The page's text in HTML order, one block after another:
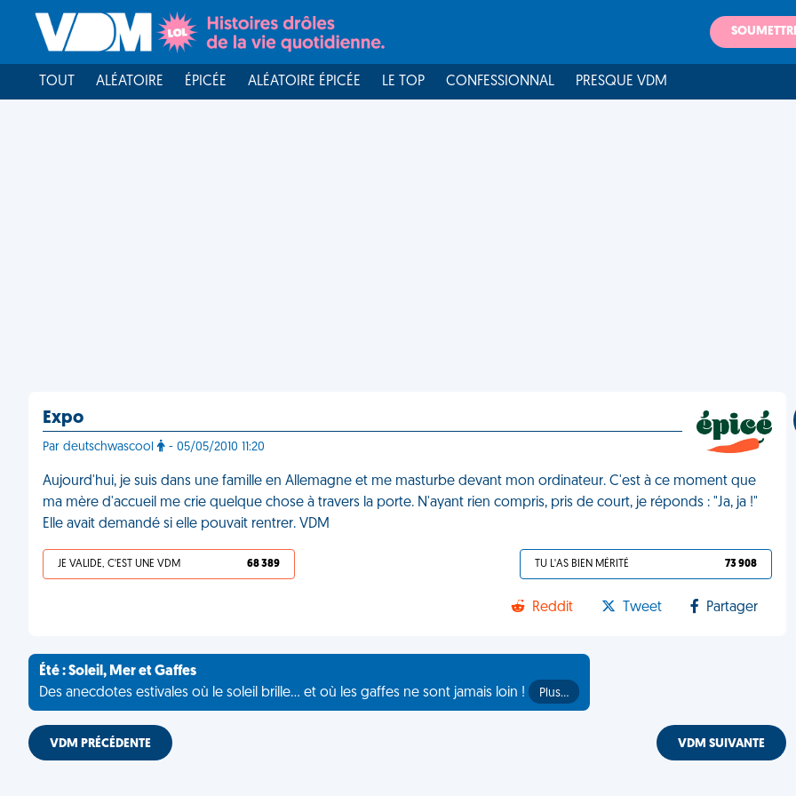
TOUT ALÉATOIRE ÉPICÉE ALÉATOIRE ÉPICÉE LE TOP CONFESSIONNAL PRESQUE VDM
Expo
Par deutschwascool - 05/05/2010 11:20
Aujourd'hui, je suis dans une famille en Allemagne et me masturbe devant mon ordinateur. C'est à ce moment que
ma mère d'accueil me crie quelque chose à travers la porte. N'ayant rien compris, pris de court, je réponds : "Ja, ja !"
Elle avait demandé si elle pouvait rentrer. VDM
JE VALIDE, C'EST UNE VDM 68 389 TU L'AS BIEN MÉRITÉ 73 908
Reddit Tweet Partager
Été : Soleil, Mer et Gaffes
Des anecdotes estivales où le soleil brille... et où les gaffes ne sont jamais loin !
Plus…
VDM PRÉCÉDENTE VDM SUIVANTE